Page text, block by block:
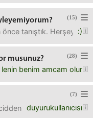
(15)
:)
tanıştık. Herşey
(28)
musunuz?
lenin benim amcam olur
ben hâlâ paketleri
(7)
duyurukullanıcısı
çok kötü oldu